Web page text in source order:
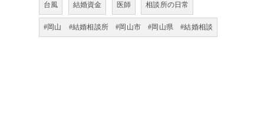
台風 結婚資金 医師 相談所の日常
#岡山 #結婚相談所 #岡山市 #岡山県 #結婚相談